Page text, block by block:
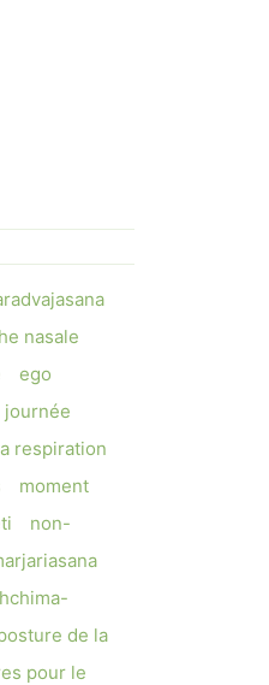
nasale
ego
journée
respiration
moment
non-
de la
pour le